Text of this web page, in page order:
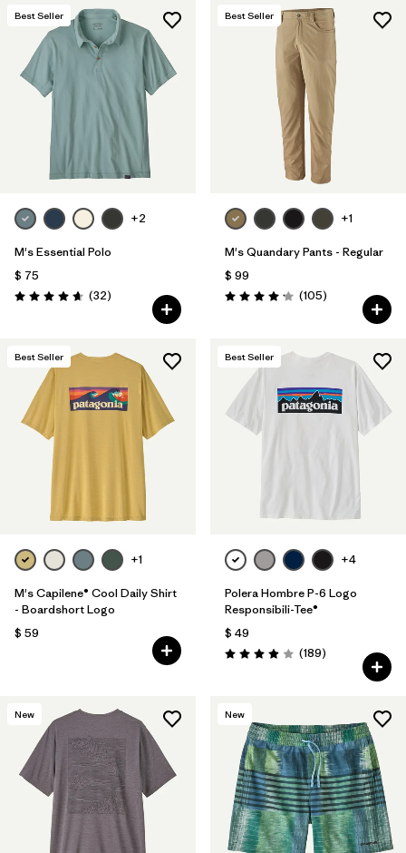
Best Seller
+2
M's Essential Polo
$ 75
Valoración: 4.6 / 5
(32Comentarios
)
Best Seller
+1
M's Quandary Pants - Regular
$ 99
Valoración: 4.2 / 5
(105Comentarios
)
Best Seller
+1
M's Capilene® Cool Daily Shirt
- Boardshort Logo
$ 59
Best Seller
+4
Polera Hombre P-6 Logo
Responsibili-Tee®
$ 49
Valoración: 4.0 / 5
(189Comentarios
)
New New